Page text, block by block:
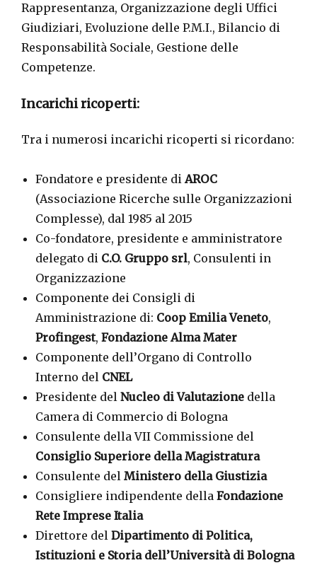
Rappresentanza, Organizzazione degli Uffici
Giudiziari, Evoluzione delle P.M.I., Bilancio di
Responsabilità Sociale, Gestione delle
Competenze.
Incarichi ricoperti:
Tra i numerosi incarichi ricoperti si ricordano:
Fondatore e presidente di AROC
(Associazione Ricerche sulle Organizzazioni
Complesse), dal 1985 al 2015
Co-fondatore, presidente e amministratore
delegato di C.O. Gruppo srl, Consulenti in
Organizzazione
Componente dei Consigli di
Amministrazione di: Coop Emilia Veneto,
Profingest, Fondazione Alma Mater
Componente dell’Organo di Controllo
Interno del CNEL
Presidente del Nucleo di Valutazione della
Camera di Commercio di Bologna
Consulente della VII Commissione del
Consiglio Superiore della Magistratura
Consulente del Ministero della Giustizia
Consigliere indipendente della Fondazione
Rete Imprese Italia
Direttore del Dipartimento di Politica,
Istituzioni e Storia dell’Università di Bologna